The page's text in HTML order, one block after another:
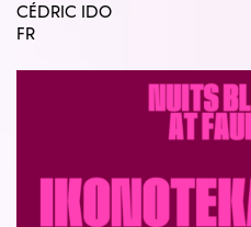
CÉDRIC IDO
FR